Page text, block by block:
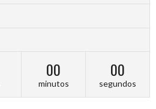
00
minutos
00
segundos